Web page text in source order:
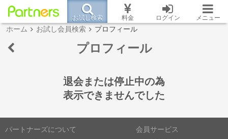
お試し検索 料金 ログイン メニュー
ホーム お試し会員検索 プロフィール
プロフィール
退会または停止中の為
表示できませんでした
パートナーズについて
会員サービス